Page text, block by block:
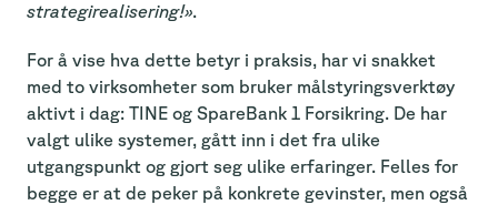
strategirealisering!».
For å vise hva dette betyr i praksis, har vi snakket
med to virksomheter som bruker målstyringsverktøy
aktivt i dag: TINE og SpareBank 1 Forsikring. De har
valgt ulike systemer, gått inn i det fra ulike
utgangspunkt og gjort seg ulike erfaringer. Felles for
begge er at de peker på konkrete gevinster, men også